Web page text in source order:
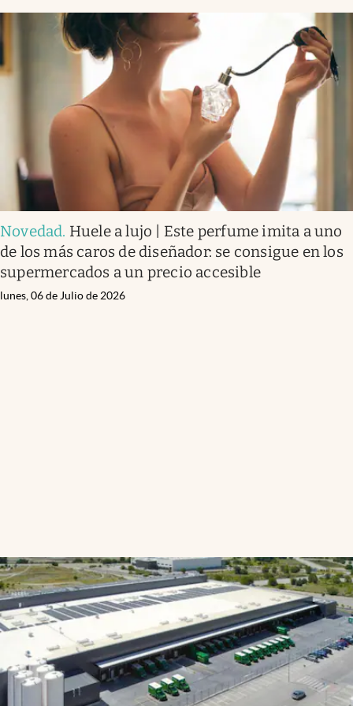
Novedad. Huele a lujo | Este perfume imita a uno
de los más caros de diseñador: se consigue en los
supermercados a un precio accesible
lunes, 06 de Julio de 2026